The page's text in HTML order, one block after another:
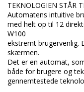
TEKNOLOGIEN STÅR
Automatens intuitive
med helt op til 12
W100
ekstremt brugervenlig.
skærmen.
Det er en automat,
både for brugere og
gennemtestede